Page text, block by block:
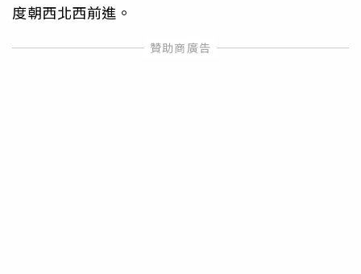
度朝西北西前進。